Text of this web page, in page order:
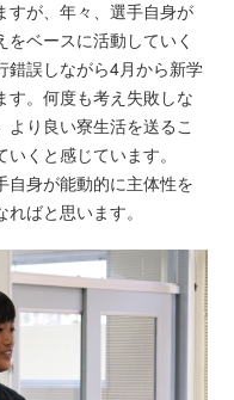
すが、年々、選手自身が
をベースに活動していく
錯誤しながら4月から新学
す。何度も考え失敗しな
り良い寮生活を送るこ
くと感じています。
自身が能動的に主体性を
ばと思います。